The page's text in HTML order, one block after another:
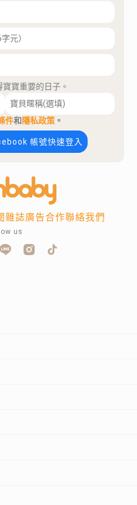
寶重要的日子。
件和隱私政策 。
帳號快速登入
雜誌廣告合作聯絡我們
us